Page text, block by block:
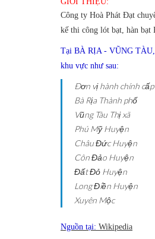
Công ty Hoà Phát Đạt
kế thi công lót bạt, hàn bạt
Tại BÀ RỊA - VŨNG TÀU,
khu vực như sau:
Ðơn vị hành chính
Bà Rịa Thành phố
Vũng Tàu Thị xã
Phú Mỹ Huyện
Châu Đức Huyện
Côn Đảo Huyện
Đất Đỏ Huyện
Long Điền Huyện
Xuyên Mộc
Nguồn tại: Wikipedia